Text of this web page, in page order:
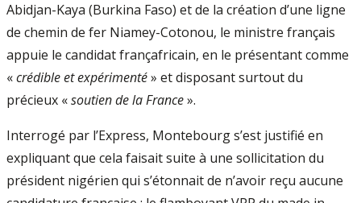
Abidjan-Kaya (Burkina Faso) et de la création d’une ligne
de chemin de fer Niamey-Cotonou, le ministre français
appuie le candidat françafricain, en le présentant comme
«crédible et expérimenté» et disposant surtout du
précieux «soutien de la France».
Interrogé par l’Express, Montebourg s’est justifié en
expliquant que cela faisait suite à une sollicitation du
président nigérien qui s’étonnait de n’avoir reçu aucune